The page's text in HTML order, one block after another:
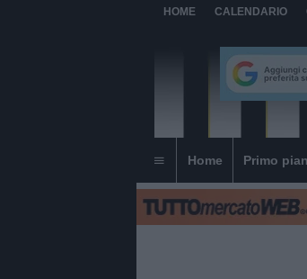
HOME CALENDARIO
Home Primo